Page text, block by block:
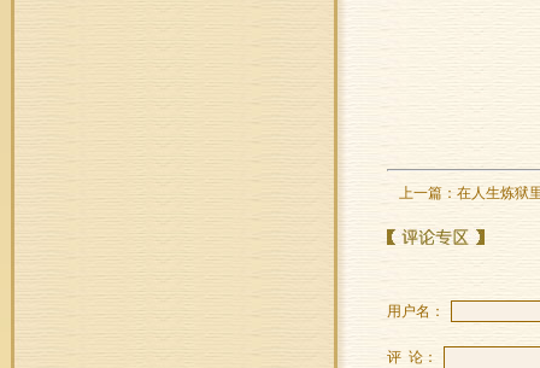
上一篇： 在人生炼狱
用户名：
评 论：